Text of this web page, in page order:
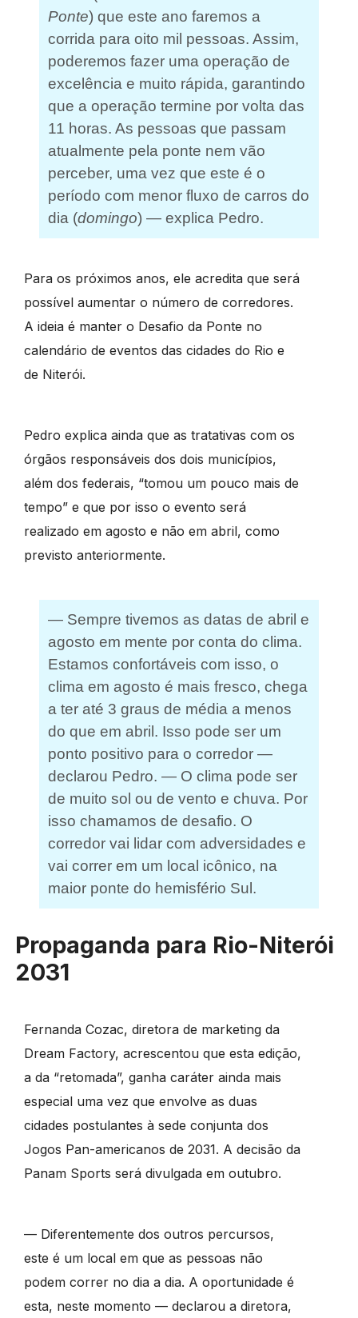
Ponte) que este ano faremos a
corrida para oito mil pessoas. Assim,
poderemos fazer uma operação de
excelência e muito rápida, garantindo
que a operação termine por volta das
11 horas. As pessoas que passam
atualmente pela ponte nem vão
perceber, uma vez que este é o
período com menor fluxo de carros do
dia (domingo) — explica Pedro.
Para os próximos anos, ele acredita que será
possível aumentar o número de corredores.
A ideia é manter o Desafio da Ponte no
calendário de eventos das cidades do Rio e
de Niterói.
Pedro explica ainda que as tratativas com os
órgãos responsáveis dos dois municípios,
além dos federais, “tomou um pouco mais de
tempo” e que por isso o evento será
realizado em agosto e não em abril, como
previsto anteriormente.
— Sempre tivemos as datas de abril e
agosto em mente por conta do clima.
Estamos confortáveis com isso, o
clima em agosto é mais fresco, chega
a ter até 3 graus de média a menos
do que em abril. Isso pode ser um
ponto positivo para o corredor —
declarou Pedro. — O clima pode ser
de muito sol ou de vento e chuva. Por
isso chamamos de desafio. O
corredor vai lidar com adversidades e
vai correr em um local icônico, na
maior ponte do hemisfério Sul.
Propaganda para Rio-Niterói
2031
Fernanda Cozac, diretora de marketing da
Dream Factory, acrescentou que esta edição,
a da “retomada”, ganha caráter ainda mais
especial uma vez que envolve as duas
cidades postulantes à sede conjunta dos
Jogos Pan-americanos de 2031. A decisão da
Panam Sports será divulgada em outubro.
— Diferentemente dos outros percursos,
este é um local em que as pessoas não
podem correr no dia a dia. A oportunidade é
esta, neste momento — declarou a diretora,